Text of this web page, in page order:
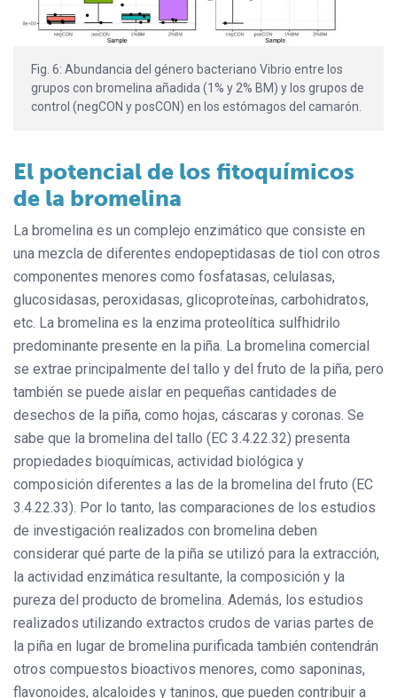
Fig. 6: Abundancia del género bacteriano Vibrio entre los
grupos con bromelina añadida (1% y 2% BM) y los grupos de
control (negCON y posCON) en los estómagos del camarón.
El potencial de los fitoquímicos
de la bromelina
La bromelina es un complejo enzimático que consiste en
una mezcla de diferentes endopeptidasas de tiol con otros
componentes menores como fosfatasas, celulasas,
glucosidasas, peroxidasas, glicoproteínas, carbohidratos,
etc. La bromelina es la enzima proteolítica sulfhidrilo
predominante presente en la piña. La bromelina comercial
se extrae principalmente del tallo y del fruto de la piña, pero
también se puede aislar en pequeñas cantidades de
desechos de la piña, como hojas, cáscaras y coronas. Se
sabe que la bromelina del tallo (EC 3.4.22.32) presenta
propiedades bioquímicas, actividad biológica y
composición diferentes a las de la bromelina del fruto (EC
3.4.22.33). Por lo tanto, las comparaciones de los estudios
de investigación realizados con bromelina deben
considerar qué parte de la piña se utilizó para la extracción,
la actividad enzimática resultante, la composición y la
pureza del producto de bromelina. Además, los estudios
realizados utilizando extractos crudos de varias partes de
la piña en lugar de bromelina purificada también contendrán
otros compuestos bioactivos menores, como saponinas,
flavonoides, alcaloides y taninos, que pueden contribuir a